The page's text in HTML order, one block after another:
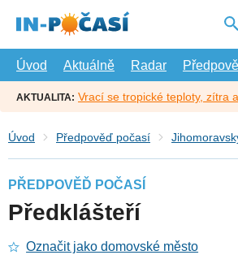
hlavní
Úvod
Aktuálně Radar
AKTUALITA: Vrací se tropické teploty, zítra
Úvod Předpověď počasí
PŘEDPOVĚĎ POČASÍ
Předklášteří
Označit jako domovské město